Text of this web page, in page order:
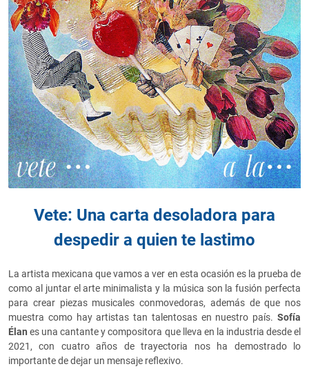
Vete: Una carta desoladora para
despedir a quien te lastimo
La artista mexicana que vamos a ver en esta ocasión es la prueba de
como al juntar el arte minimalista y la música son la fusión perfecta
para crear piezas musicales conmovedoras, además de que nos
muestra como hay artistas tan talentosas en nuestro país. Sofía
Élan es una cantante y compositora que lleva en la industria desde el
2021, con cuatro años de trayectoria nos ha demostrado lo
importante de dejar un mensaje reflexivo.